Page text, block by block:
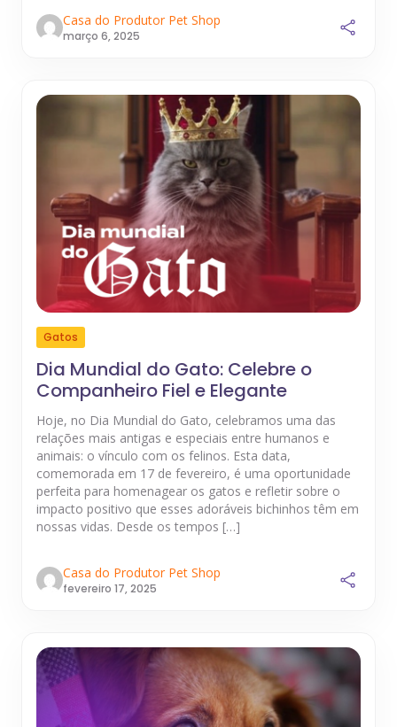
Casa do Produtor Pet Shop
março 6, 2025
Gatos
Dia Mundial do Gato: Celebre o
Companheiro Fiel e Elegante
Hoje, no Dia Mundial do Gato, celebramos uma das
relações mais antigas e especiais entre humanos e
animais: o vínculo com os felinos. Esta data,
comemorada em 17 de fevereiro, é uma oportunidade
perfeita para homenagear os gatos e refletir sobre o
impacto positivo que esses adoráveis bichinhos têm em
nossas vidas. Desde os tempos […]
Casa do Produtor Pet Shop
fevereiro 17, 2025